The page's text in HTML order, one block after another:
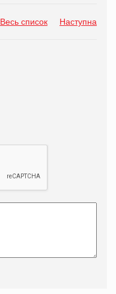
Весь список Наступна